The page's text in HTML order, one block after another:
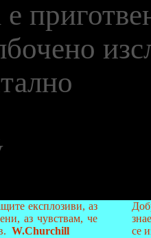
експлозиви, аз
аз чувствам, че
W.Churchill
се